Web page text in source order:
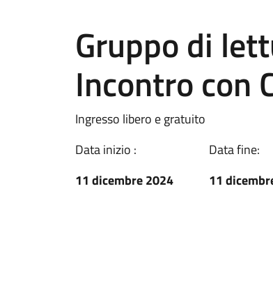
Gruppo di
Incontro con
Ingresso libero e gratuito
Data inizio :
11 dicembre 2024
Data fine:
11